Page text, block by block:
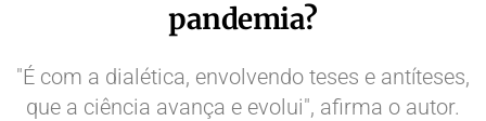
pandemia?
"É com a dialética, envolvendo teses e antíteses,
que a ciência avança e evolui", afirma o autor.